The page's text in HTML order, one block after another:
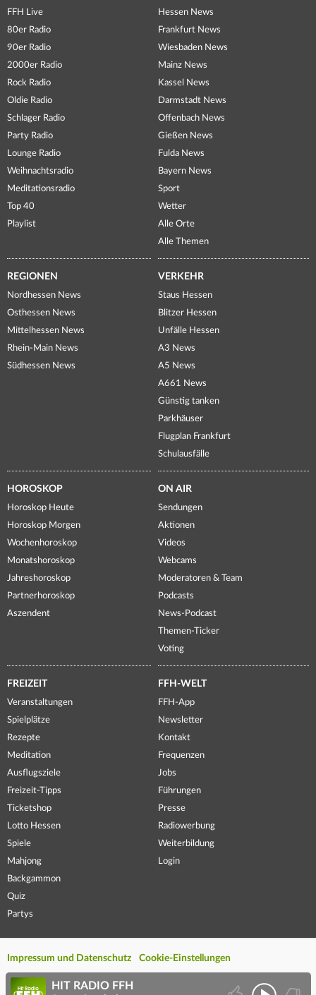
FFH Live
80er Radio
90er Radio
2000er Radio
Rock Radio
Oldie Radio
Schlager Radio
Party Radio
Lounge Radio
Weihnachtsradio
Meditationsradio
Top 40
Playlist
Hessen News
Frankfurt News
Wiesbaden News
Mainz News
Kassel News
Darmstadt News
Offenbach News
Gießen News
Fulda News
Bayern News
Sport
Wetter
Alle Orte
Alle Themen
REGIONEN
Nordhessen News
Osthessen News
Mittelhessen News
Rhein-Main News
Südhessen News
VERKEHR
Staus Hessen
Blitzer Hessen
Unfälle Hessen
A3 News
A5 News
A661 News
Günstig tanken
Parkhäuser
Flugplan Frankfurt
Schulausfälle
HOROSKOP
Horoskop Heute
Horoskop Morgen
Wochenhoroskop
Monatshoroskop
Jahreshoroskop
Partnerhoroskop
Aszendent
ON AIR
Sendungen
Aktionen
Videos
Webcams
Moderatoren & Team
Podcasts
News-Podcast
Themen-Ticker
Voting
FREIZEIT
Veranstaltungen
Spielplätze
Rezepte
Meditation
Ausflugsziele
Freizeit-Tipps
Ticketshop
Lotto Hessen
Spiele
Mahjong
Backgammon
Quiz
Partys
FFH-WELT
FFH-App
Newsletter
Kontakt
Frequenzen
Jobs
Führungen
Presse
Radiowerbung
Weiterbildung
Login
Impressum und Datenschutz Cookie-Einstellungen
HIT RADIO FFH